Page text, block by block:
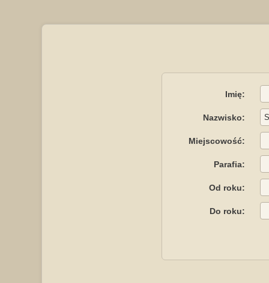
Imię:
Nazwisko:
Miejscowość:
Parafia:
Od roku:
Do roku: